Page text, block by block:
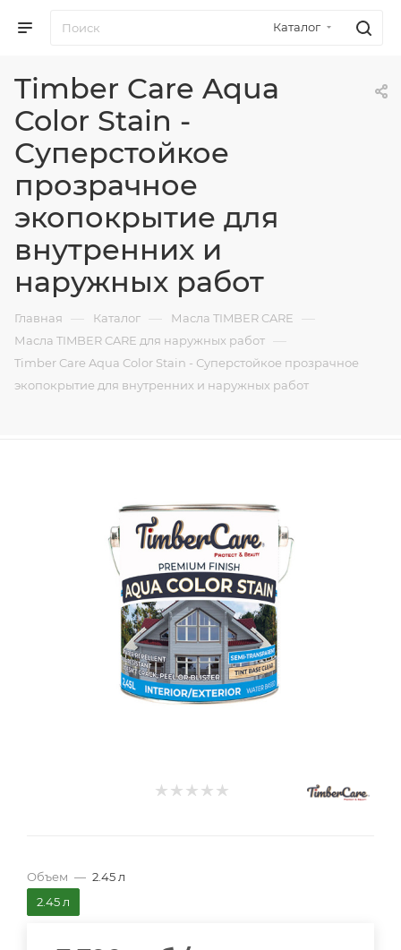
Каталог
Timber Care Aqua
Color Stain -
Суперстойкое
прозрачное
экопокрытие для
внутренних и
наружных работ
Главная — Каталог — Масла TIMBER CARE —
Масла TIMBER CARE для наружных работ —
Timber Care Aqua Color Stain - Суперстойкое прозрачное
экопокрытие для внутренних и наружных работ
Объем — 2.45 л
2.45 л